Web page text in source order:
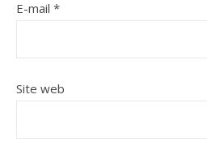
E-mail *
Site web